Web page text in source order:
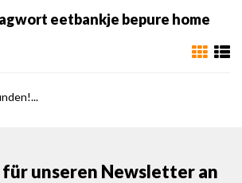
eetbankje bepure home
unseren Newsletter an